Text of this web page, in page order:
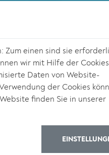
© Stadt Krems
Zum einen sind sie
wir mit Hilfe der
Daten von Website-
der Cookies
finden Sie in unserer